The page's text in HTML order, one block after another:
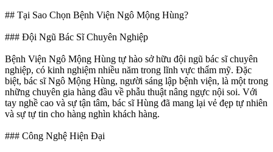
## Tại Sao Chọn Bệnh Viện Ngô Mộng Hùng?
### Đội Ngũ Bác Sĩ Chuyên Nghiệp
Bệnh Viện Ngô Mộng Hùng tự hào sở hữu đội ngũ bác sĩ chuyên
nghiệp, có kinh nghiệm nhiều năm trong lĩnh vực thẩm mỹ. Đặc
biệt, bác sĩ Ngô Mộng Hùng, người sáng lập bệnh viện, là một trong
những chuyên gia hàng đầu về phẫu thuật nâng ngực nội soi. Với
tay nghề cao và sự tận tâm, bác sĩ Hùng đã mang lại vẻ đẹp tự nhiên
và sự tự tin cho hàng nghìn khách hàng.
### Công Nghệ Hiện Đại